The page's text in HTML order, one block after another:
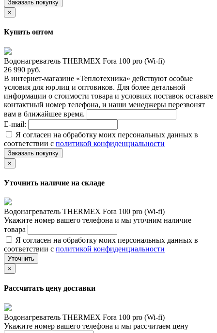
Заказать покупку
×
Купить оптом
Водонагреватель THERMEX Fora 100 pro (Wi-fi)
26 990 руб.
В интернет-магазине «Теплотехника» действуют особые
условия для юр.лиц и оптовиков. Для более детальной
информации о стоимости товара и условиях поставок оставьте
контактный номер телефона, и наши менеджеры перезвонят
вам в ближайшее время.
E-mail:
Я согласен на обработку моих персональных данных в
соответствии с политикой конфиденциальности
Заказать покупку
×
Уточнить наличие на складе
Водонагреватель THERMEX Fora 100 pro (Wi-fi)
Укажите номер вашего телефона и мы уточним наличие
товара
Я согласен на обработку моих персональных данных в
соответствии с политикой конфиденциальности
Уточнить
×
Рассчитать цену доставки
Водонагреватель THERMEX Fora 100 pro (Wi-fi)
Укажите номер вашего телефона и мы рассчитаем цену